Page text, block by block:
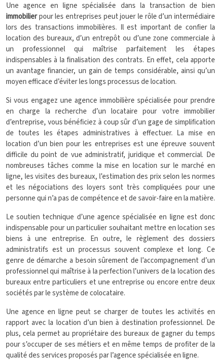
Une agence en ligne spécialisée dans la transaction de bien
immobilierpour les entreprises peut jouer le rôle d’un intermédiaire
lors des transactions immobilières. Il est important de confier la
location des bureaux, d’un entrepôt ou d’une zone commerciale à
un professionnel qui maîtrise parfaitement les étapes
indispensables à la finalisation des contrats. En effet, cela apporte
un avantage financier, un gain de temps considérable, ainsi qu’un
moyen efficace d’éviter les longs processus de location.
Si vous engagez une agence immobilière spécialisée pour prendre
en charge la recherche d’un locataire pour votre immobilier
d’entreprise, vous bénéficiez à coup sûr d’un gage de simplification
de toutes les étapes administratives à effectuer. La mise en
location d’un bien pour les entreprises est une épreuve souvent
difficile du point de vue administratif, juridique et commercial. De
nombreuses tâches comme la mise en location sur le marché en
ligne, les visites des bureaux, l’estimation des prix selon les normes
et les négociations des loyers sont très compliquées pour une
personne qui n’a pas de compétence et de savoir-faire en la matière.
Le soutien technique d’une agence spécialisée en ligne est donc
indispensable pour un particulier souhaitant mettre en location ses
biens à une entreprise. En outre, le règlement des dossiers
administratifs est un processus souvent complexe et long. Ce
genre de démarche a besoin sûrement de l’accompagnement d’un
professionnel qui maîtrise à la perfection l’univers de la location des
bureaux entre particuliers et une entreprise ou encore entre deux
sociétés par le système de colocataire.
Une agence en ligne peut se charger de toutes les activités en
rapport avec la location d’un bien à destination professionnel. De
plus, cela permet au propriétaire des bureaux de gagner du temps
pour s’occuper de ses métiers et en même temps de profiter de la
qualité des services proposés par l’agence spécialisée en ligne.